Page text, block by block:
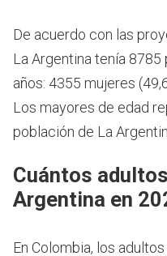
De acuerdo con las
La Argentina tenía
años: 4355 mujeres
Los mayores de edad
población de La
Cuántos
Argentina en
En Colombia, los